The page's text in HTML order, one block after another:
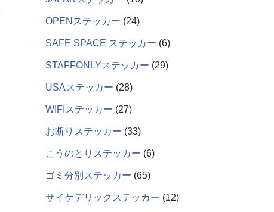
OPENステッカー 24
SAFE SPACE ステッカー 6
STAFFONLYステッカー 29
USAステッカー 28
WIFIステッカー 27
お断りステッカー 33
こうのとりステッカー 6
ゴミ分別ステッカー 65
サイケデリックステッカー 12